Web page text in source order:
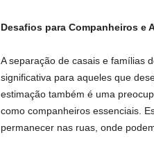
Desafios para Companheiros e
A separação de casais e famílias
significativa para aqueles que
estimação também é uma
como companheiros essenciais.
permanecer nas ruas, onde